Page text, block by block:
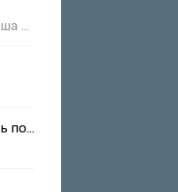
Ты заставлял меня сосать полная